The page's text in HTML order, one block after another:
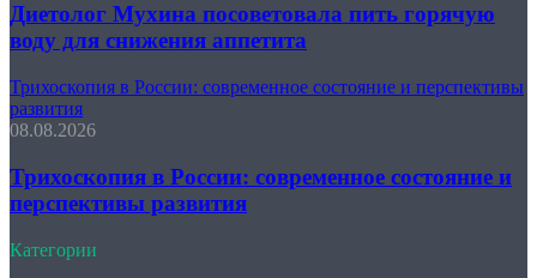
Диетолог Мухина посоветовала пить горячую
воду для снижения аппетита
Трихоскопия в России: современное состояние и перспективы
развития
08.08.2026
Трихоскопия в России: современное состояние и
перспективы развития
Категории